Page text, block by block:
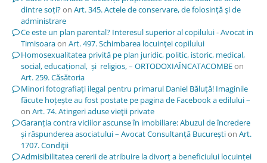
dintre soți?on Art. 345. Actele de conservare, de folosinţă şi de
administrare
Ce este un plan parental? Interesul superior al copilului - Avocat in
Timisoaraon Art. 497. Schimbarea locuinţei copilului
Homosexualitatea privită pe plan juridic, politic, istoric, medical,
social, educațional, și religios, – ORTODOXIAÎNCATACOMBEon
Art. 259. Căsătoria
Minori fotografiați ilegal pentru primarul Daniel Băluță! Imaginile
făcute hoțește au fost postate pe pagina de Facebook a edilului –
on Art. 74. Atingeri aduse vieţii private
Garanția contra viciilor ascunse în imobiliare: Abuzul de încredere
și răspunderea asociatului – Avocat Consultanță Bucureștion Art.
1707. Condiţii
Admisibilitatea cererii de atribuire la divorț a beneficiului locuinței